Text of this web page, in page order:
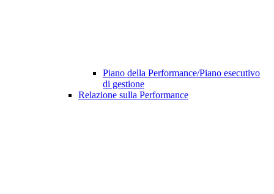
Piano della Performance/Piano esecutivo
di gestione
Relazione sulla Performance